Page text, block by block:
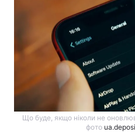
Що буде, якщо ніколи не
фото